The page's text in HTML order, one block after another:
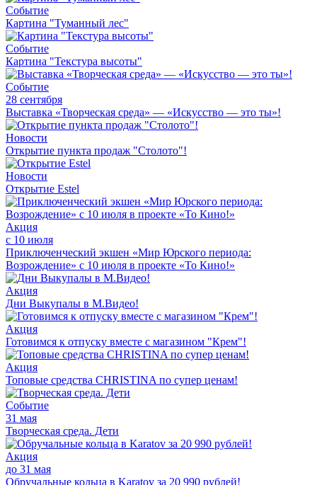
Событие
Картина "Туманный лес"
Событие
Картина "Текстура высоты"
Событие
28 сентября
Выставка «Творческая среда» — «Искусство — это ты»!
Новости
Открытие пункта продаж "Столото"!
Новости
Открытие Estel
Акция
с 10 июля
Приключенческий экшен «Мир Юрского периода:
Возрождение» с 10 июля в проекте «То Кино!»
Акция
Дни Выкупалы в М.Видео!
Акция
Готовимся к отпуску вместе с магазином "Крем"!
Акция
Топовые средства CHRISTINA по супер ценам!
Событие
31 мая
Творческая среда. Дети
Акция
до 31 мая
Обручальные кольца в Karatov за 20 990 рублей!